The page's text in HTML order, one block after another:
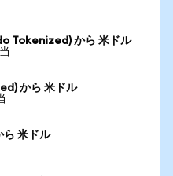
Tokenized) から 米ドル
から 米ドル
米ドル